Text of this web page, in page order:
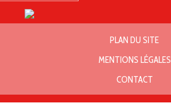
PLAN DU SITE
MENTIONS LÉGALES
CONTACT